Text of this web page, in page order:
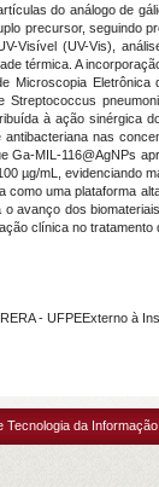
do análogo de
precursor, seguindo
Visível (UV-Vis),
térmica. A
à ação sinérgica
nas
Ga-MIL-116@AgNPs
µg/mL, evidenciando
como uma plataforma
avanço dos
clínica no tratamento
- UFPEExterno à
Tecnologia da